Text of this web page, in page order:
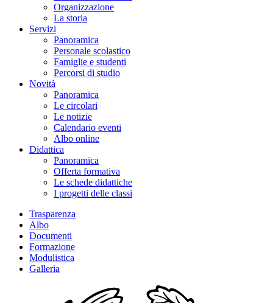
Organizzazione
La storia
Servizi
Panoramica
Personale scolastico
Famiglie e studenti
Percorsi di studio
Novità
Panoramica
Le circolari
Le notizie
Calendario eventi
Albo online
Didattica
Panoramica
Offerta formativa
Le schede didattiche
I progetti delle classi
Trasparenza
Albo
Documenti
Formazione
Modulistica
Galleria